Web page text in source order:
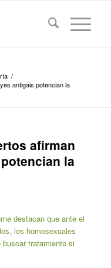
/
antigais potencian la
afirman
la
destacan que ante el
los homosexuales
tratamiento si